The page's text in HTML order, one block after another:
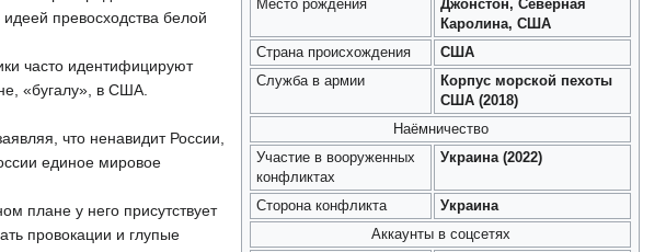
Место рождения
Джонстон, Северная
Каролина, США
Страна происхождения
США
Служба в армии
Корпус морской пехоты
США (2018)
Наёмничество
Участие в вооруженных
конфликтах
Украина (2022)
Сторона конфликта
Украина
Аккаунты в соцсетях
идеей превосходства белой
часто идентифицируют
«бугалу», в США.
что ненавидит России,
единое мировое
плане у него присутствует
провокации и глупые